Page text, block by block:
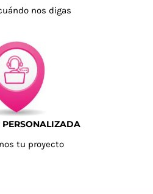
nos digas
tu proyecto